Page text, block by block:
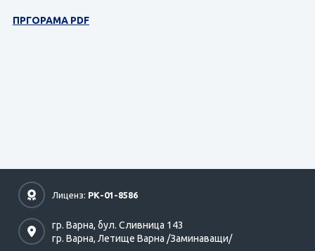
ПРГОРАМА PDF
Лиценз: РК-01-8586
гр. Варна, бул. Сливница 143
гр. Варна, Летище Варна /Заминаващи/